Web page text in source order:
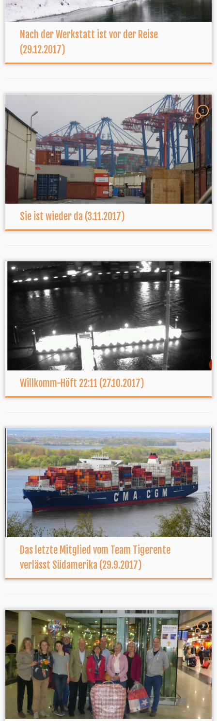
Nach der Werkstatt ist vor der Reise
(29.12.2017)
1
Sie ist wieder da (3.11.2017)
Willkomm-Höft 22:11 (27.10.2017)
Das letzte Mitglied vom Team Tigerente
verlässt Südamerika (29.9.2017)
3